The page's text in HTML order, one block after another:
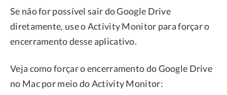
Se não for possível sair do Google Drive
diretamente, use o Activity Monitor para forçar o
encerramento desse aplicativo.
Veja como forçar o encerramento do Google Drive
no Mac por meio do Activity Monitor: